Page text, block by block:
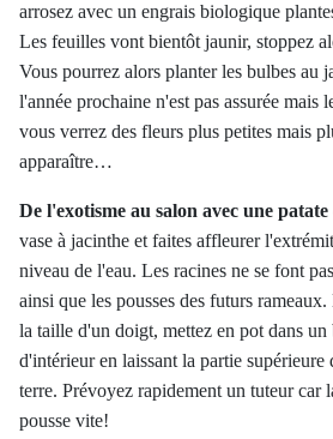
arrosez avec un engrais biologique
Les feuilles vont bientôt jaunir, stoppez
Vous pourrez alors planter les bulbes au
l'année prochaine n'est pas assurée mais
vous verrez des fleurs plus petites mais
apparaître…
De l'exotisme au salon avec une patate
vase à jacinthe et faites affleurer
niveau de l'eau. Les racines ne se font
ainsi que les pousses des futurs
la taille d'un doigt, mettez en pot dans un
d'intérieur en laissant la partie supérieure
terre. Prévoyez rapidement un tuteur car
pousse vite!